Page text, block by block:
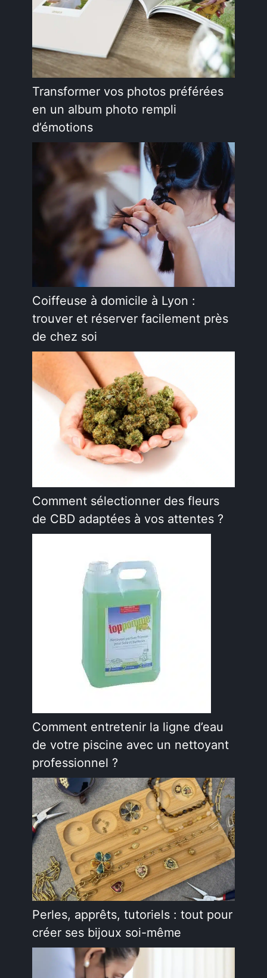
Transformer vos photos préférées
en un album photo rempli
d’émotions
Coiffeuse à domicile à Lyon :
trouver et réserver facilement près
de chez soi
Comment sélectionner des fleurs
de CBD adaptées à vos attentes ?
Comment entretenir la ligne d’eau
de votre piscine avec un nettoyant
professionnel ?
Perles, apprêts, tutoriels : tout pour
créer ses bijoux soi-même